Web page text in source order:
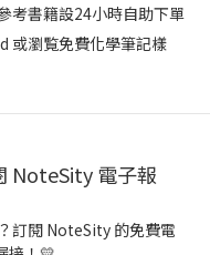
考書籍設24小時自助下單
或瀏覧免費化學筆記樣
NoteSity 電子報
訂閱 NoteSity 的免費電